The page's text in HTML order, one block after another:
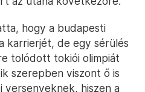
hogy a budapesti
karrierjét, de egy sérülés
tolódott tokiói olimpiát
szerepben viszont ő is
versenyeknek, hiszen a